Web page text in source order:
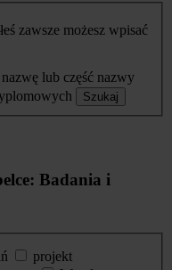
zawsze możesz wpisać
lub część nazwy
Szukaj
Badania i
projekt